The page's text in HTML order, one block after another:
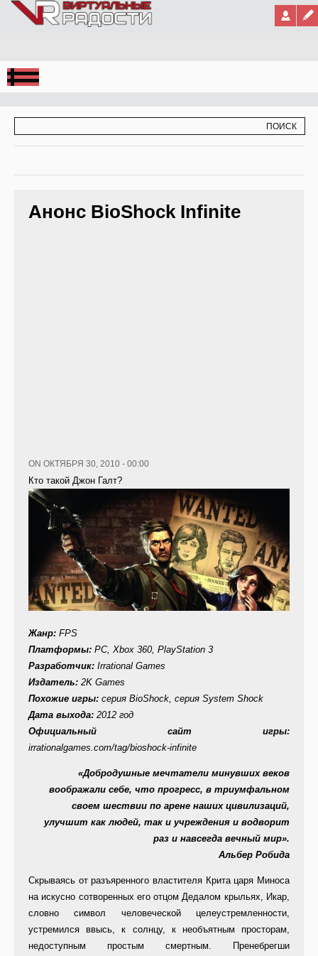
Jump to Navigation
Анонс BioShock Infinite
ON ОКТЯБРЯ 30, 2010 - 00:00
Кто такой Джон Галт?
Жанр: FPS
Платформы: PC, Xbox 360, PlayStation 3
Разработчик: Irrational Games
Издатель: 2K Games
Похожие игры: серия BioShock, серия System Shock
Дата выхода: 2012 год
Официальный сайт игры:
irrationalgames.com/tag/bioshock-infinite
«Добродушные мечтатели минувших веков
воображали себе, что прогресс, в триумфальном
своем шествии по арене наших цивилизаций,
улучшит как людей, так и учреждения и водворит
раз и навсегда вечный мир».
Альбер Робида
Скрываясь от разъяренного властителя Крита царя Миноса
на искусно сотворенных его отцом Дедалом крыльях, Икар,
словно символ человеческой целеустремленности,
устремился ввысь, к солнцу, к необъятным просторам,
недоступным простым смертным. Пренебрегши